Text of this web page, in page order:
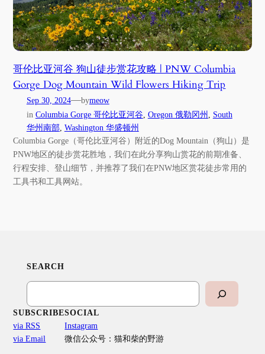
哥伦比亚河谷 狗山徒步赏花攻略 | PNW Columbia
Gorge Dog Mountain Wild Flowers Hiking Trip
Sep 30, 2024—bymeow
in Columbia Gorge 哥伦比亚河谷, Oregon 俄勒冈州
South
华州南部, Washington 华盛顿州
Columbia Gorge（哥伦比亚河谷）附近的Dog Mountain（狗山）是
PNW地区的徒步赏花胜地，我们在此分享狗山赏花的前期准备、
行程安排、登山细节，并推荐了我们在PNW地区赏花徒步常用的
工具书和工具网站。
SEARCH
Search
SUBSCRIBE
via RSS
via Email
SOCIAL
Instagram
微信公众号：猫和柴的野游